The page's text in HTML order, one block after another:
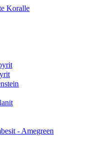
Koralle
- Amegreen